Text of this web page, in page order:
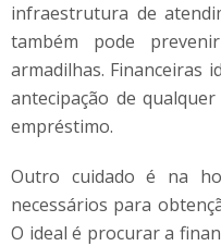
infraestrutura de
também pode
armadilhas. Financeiras
antecipação de
empréstimo.
Outro cuidado é na
necessários para
O ideal é procurar a